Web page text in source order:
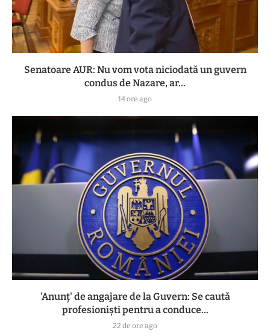
Senatoare AUR: Nu vom vota niciodată un guvern
condus de Nazare, ar...
14 ore ago
'Anunț' de angajare de la Guvern: Se caută
profesioniști pentru a conduce...
22 de ore ago